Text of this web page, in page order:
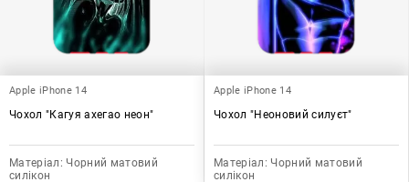
Apple iPhone 14
Чохол "Кагуя ахегао неон"
Матеріал: Чорний матовий
силікон
Apple iPhone 14
Чохол "Неоновий силуєт"
Матеріал: Чорний матовий
силікон